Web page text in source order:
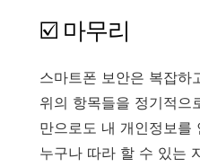
☑️ 마무리
스마트폰 보안은 복잡하
위의 항목들을 정기적으
만으로도 내 개인정보를
누구나 따라 할 수 있는